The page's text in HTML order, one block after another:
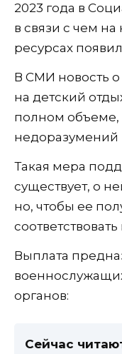
2023 года в
в связи с чем
ресурсах
В СМИ новость о
на детский
полном объеме,
недоразумений
Такая мера
существует, о
но, чтобы ее
Выплата
органов:
Сейчас